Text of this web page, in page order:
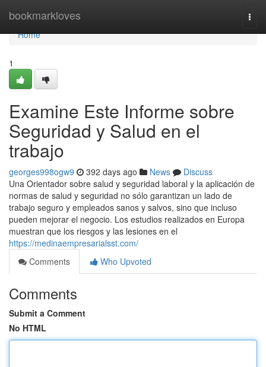
bookmarkloves
Home
Home
1
Examine Este Informe sobre
Seguridad y Salud en el
trabajo
georges998ogw9 392 days ago News
Discuss
Una Orientador sobre salud y seguridad laboral y la aplicación de
normas de salud y seguridad no sólo garantizan un lado de
trabajo seguro y empleados sanos y salvos, sino que incluso
pueden mejorar el negocio. Los estudios realizados en Europa
muestran que los riesgos y las lesiones en el
https://medinaempresarialsst.com/
Comments
Who Upvoted
Comments
Submit a Comment
No HTML